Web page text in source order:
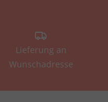
Lieferung an
Wunschadresse